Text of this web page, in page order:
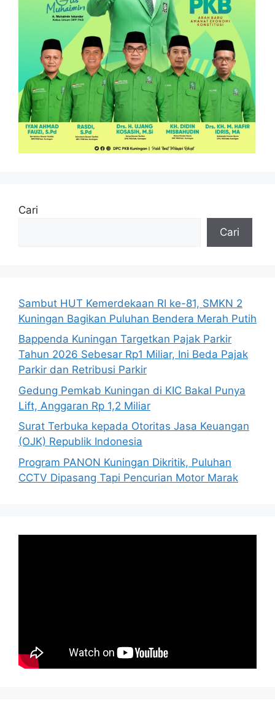
Cari
Cari
Sambut HUT Kemerdekaan RI ke-81, SMKN 2
Kuningan Bagikan Puluhan Bendera Merah Putih
Bappenda Kuningan Targetkan Pajak Parkir
Tahun 2026 Sebesar Rp1 Miliar, Ini Beda Pajak
Parkir dan Retribusi Parkir
Gedung Pemkab Kuningan di KIC Bakal Punya
Lift, Anggaran Rp 1,2 Miliar
Surat Terbuka kepada Otoritas Jasa Keuangan
(OJK) Republik Indonesia
Program PANON Kuningan Dikritik, Puluhan
CCTV Dipasang Tapi Pencurian Motor Marak